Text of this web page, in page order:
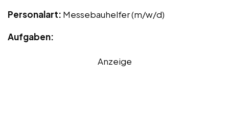
Personalart: Messebauhelfer (m/w/d)
Aufgaben:
Anzeige